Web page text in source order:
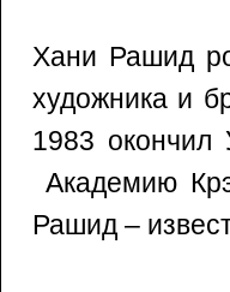
Хани Рашид
художника и
1983 окончил
Академию
Рашид –